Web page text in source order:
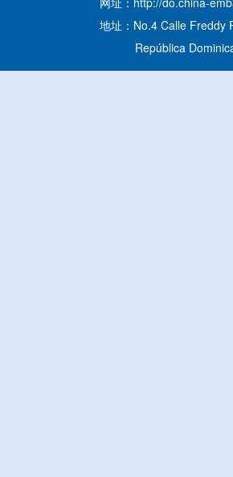
地址：No.4 Calle Freddy
República